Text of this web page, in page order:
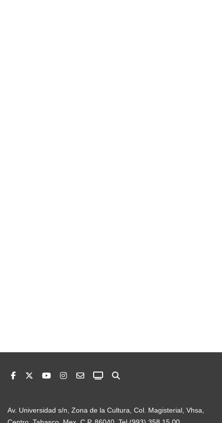
Av. Universidad s/n, Zona de la Cultura, Col. Magisterial, Vhsa,